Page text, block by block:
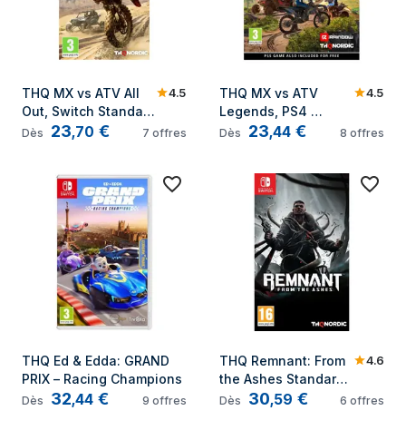
THQ MX vs ATV All
Out, Switch Standard
Multilingue Nintendo
4.5
Dès 23,70 € 7 offres
THQ MX vs ATV
Legends, PS4
Standard Multilingue
4.5
Dès 23,44 € 8 offres
THQ Ed & Edda: GRAND
PRIX – Racing Champions
Dès 32,44 € 9 offres
THQ Remnant: From
the Ashes Standard
Allemand, Anglais,
4.6
Dès 30,59 € 6 offres